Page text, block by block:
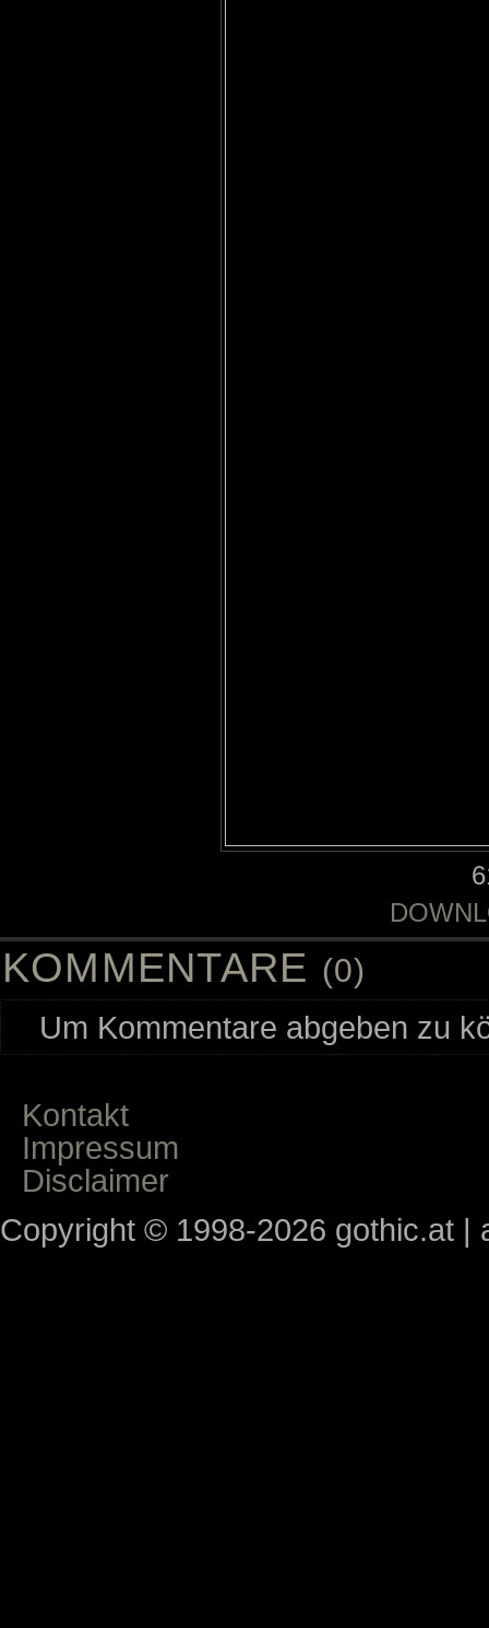
KOMMENTARE (0)
Um Kommentare abgeben zu
Kontakt
Impressum
Disclaimer
Copyright © 1998-2026 gothic.at |